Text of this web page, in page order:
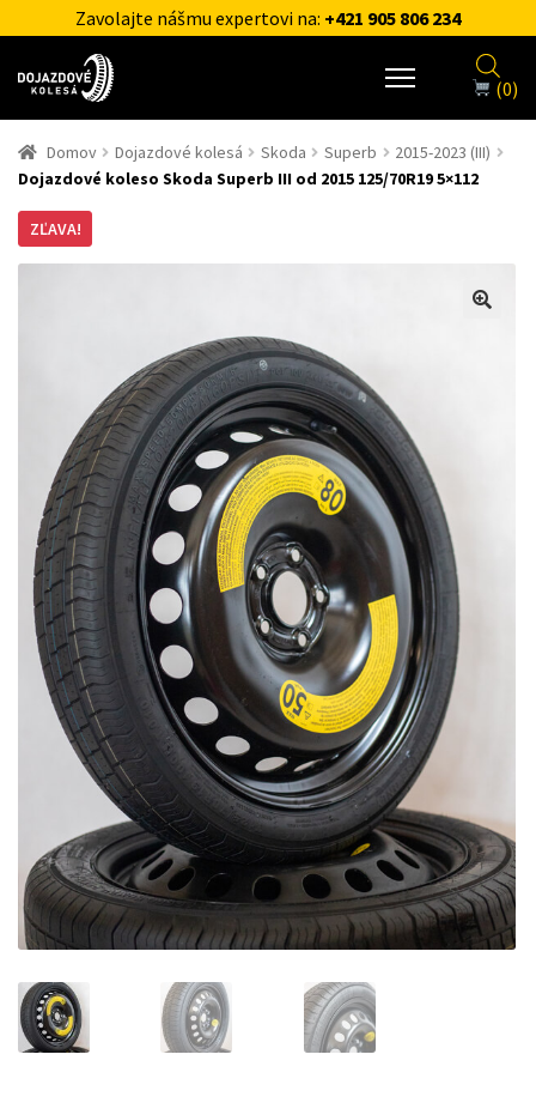
Zavolajte nášmu expertovi na: +421 905 806 234
(0)
Domov Dojazdové kolesá Skoda Superb
2015-2023 (III)
Dojazdové koleso Skoda Superb III od 2015 125/70R19 5×112
ZĽAVA!